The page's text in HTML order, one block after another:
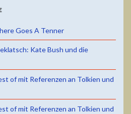
Goes A Tenner
Kate Bush und die
of mit Referenzen an Tolkien und
of mit Referenzen an Tolkien und